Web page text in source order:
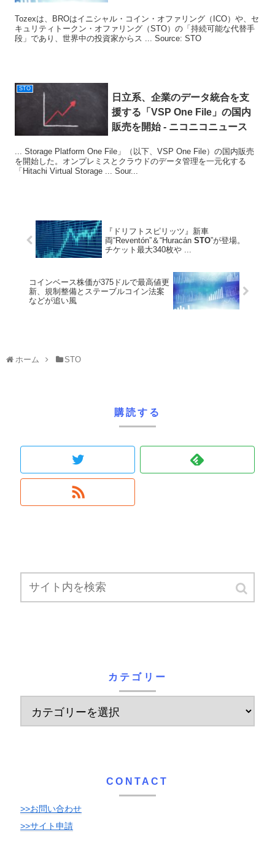
Tozexは、BROはイニシャル・コイン・オファリング（ICO）や、セ
キュリティトークン・オファリング（STO）の「持続可能な代替手
段」であり、世界中の投資家からス ... Source: STO
STO
日立系、企業のデータ統合を支
援する「VSP One File」の国内
販売を開始 - ニコニコニュース
... Storage Platform One File」（以下、VSP One File）の国内販売
を開始した。オンプレミスとクラウドのデータ管理を一元化する
「Hitachi Virtual Storage ... Sour...
『ドリフトスピリッツ』新車
両“Reventón”＆“HuracánSTO”が登場。
チケット最大340枚や ...
コインベース株価が375ドルで最高値更
新、規制整備とステーブルコイン法案
などが追い風
ホーム STO
購読する
カテゴリー
CONTACT
>>お問い合わせ
>>サイト申請